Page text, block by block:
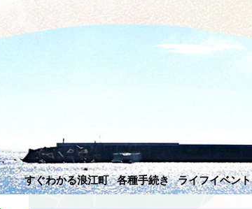
e
カ
ス
すぐわかる浪江町 各種手続き ライフイベント